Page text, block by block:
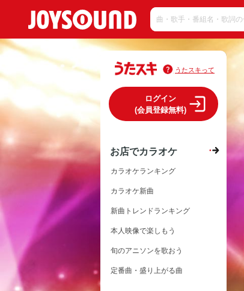
うたスキって
ログイン
(会員登録無料)
お店でカラオケ
カラオケランキング
カラオケ新曲
新曲トレンドランキング
本人映像で楽しもう
旬のアニソンを歌おう
定番曲・盛り上がる曲